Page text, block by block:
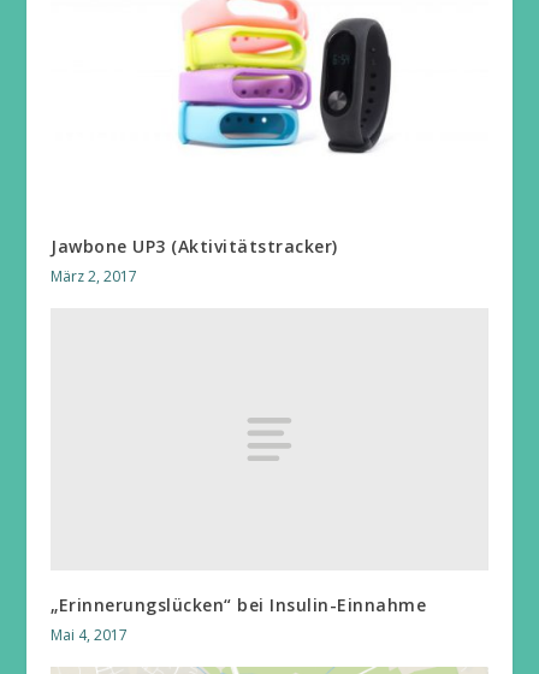
Jawbone UP3 (Aktivitätstracker)
März 2, 2017
„Erinnerungslücken“ bei Insulin-Einnahme
Mai 4, 2017